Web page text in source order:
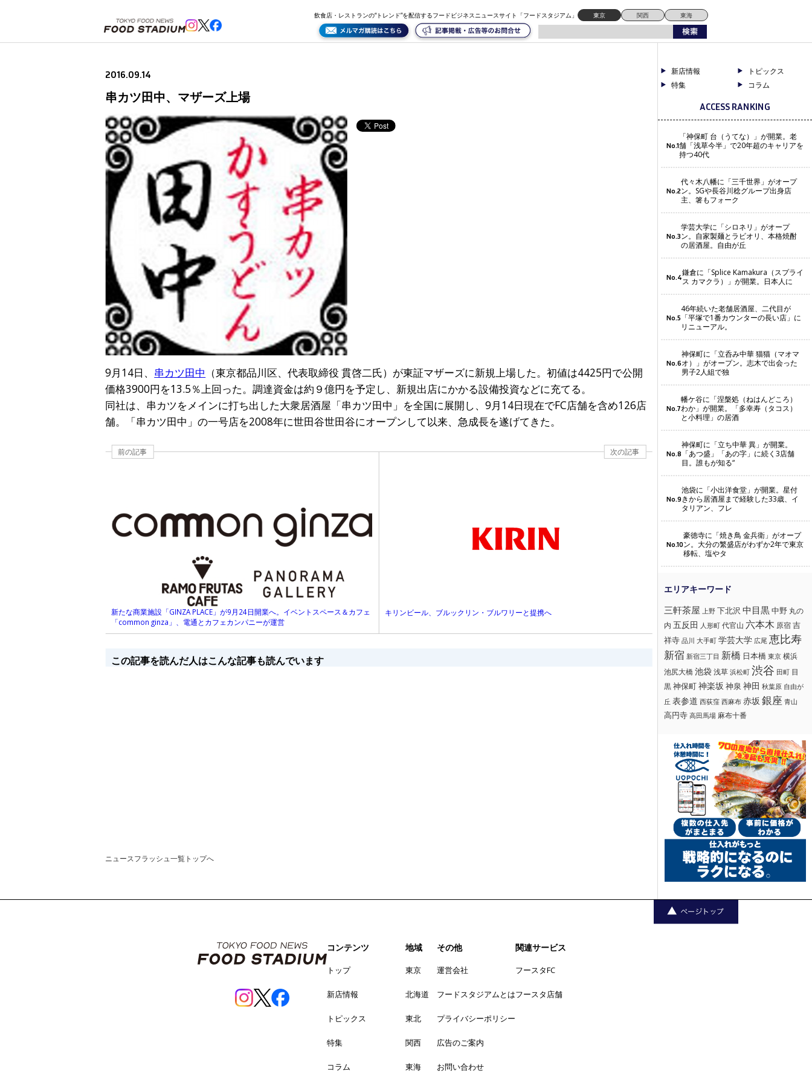
飲食店・レストランの“トレンド”を配信するフードビジネスニュースサイト「フードスタジアム」 東京 関西 東海
2016.09.14
串カツ田中、マザーズ上場
9月14日、 串カツ田中 （東京都品川区、代表取締役 貫啓二氏）が東証マザーズに新規上場した。初値は4425円で公開
価格3900円を13.5％上回った。調達資金は約９億円を予定し、新規出店にかかる設備投資などに充てる。
同社は、串カツをメインに打ち出した大衆居酒屋「串カツ田中」を全国に展開し、9月14日現在でFC店舗を含め126店
舗。「串カツ田中」の一号店を2008年に世田谷世田谷にオープンして以来、急成長を遂げてきた。
前の記事
新たな商業施設「GINZA PLACE」が9月24日開業へ。イベントスペース＆カフェ
「common ginza」、電通とカフェカンパニーが運営
次の記事
キリンビール、ブルックリン・ブルワリーと提携へ
この記事を読んだ人はこんな記事も読んでいます
ニュースフラッシュ一覧トップへ
新店情報
トピックス
特集
コラム
ACCESS RANKING
No.1
「神保町 台（うてな）」が開業。老
舗「浅草今半」で20年超のキャリアを
持つ40代
No.2
代々木八幡に「三千世界」がオープ
ン。SGや長谷川稔グループ出身店
主、箸もフォーク
No.3
学芸大学に「シロネリ」がオープ
ン。自家製麺とラビオリ、本格焼酎
の居酒屋。自由が丘
No.4鎌倉に「Splice Kamakura（スプライ
ス カマクラ）」が開業。日本人に
No.5
46年続いた老舗居酒屋、二代目が
「平塚で1番カウンターの長い店」に
リニューアル。
No.6
神保町に「立呑み中華 猫猫（マオマ
オ）」がオープン。志木で出会った
男子2人組で独
No.7
幡ケ谷に「涅槃処（ねはんどころ）
わか」が開業。「多幸寿（タコス）
と小料理」の居酒
No.8
神保町に「立ち中華 異」が開業。
「あつ盛」「あの字」に続く3店舗
目。誰もが知る“
No.9
池袋に「小出洋食堂」が開業。星付
きから居酒屋まで経験した33歳、イ
タリアン、フレ
No.10
豪徳寺に「焼き鳥 金兵衛」がオープ
ン。大分の繁盛店がわずか2年で東京
移転、塩やタ
三軒茶屋 上野 下北沢 中目黒中野 丸の
内 五反田 人形町 代官山 六本木 原宿 吉
祥寺 品川 大手町 学芸大学 広尾 恵比寿
新宿 新宿三丁目 新橋 日本橋 東京 横浜
池尻大橋 池袋浅草 浜松町 渋谷 田町 目
黒神保町神楽坂 神泉 神田 秋葉原 自由が
丘 表参道 西荻窪 西麻布 赤坂 銀座 青山
高円寺 高田馬場 麻布十番
コンテンツ
トップ
新店情報
トピックス
特集
コラム
地域
東京
北海道
東北
関西
東海
その他
運営会社
フードスタジアムとは
プライバシーポリシー
広告のご案内
お問い合わせ
関連サービス
フースタFC
フースタ店舗